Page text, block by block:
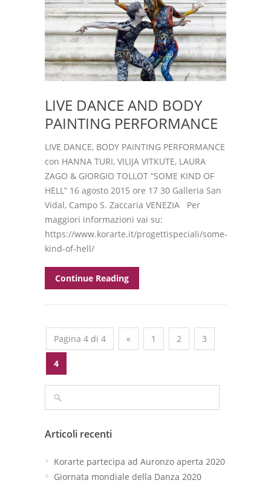
LIVE DANCE AND BODY
PAINTING PERFORMANCE
LIVE DANCE, BODY PAINTING PERFORMANCE
con HANNA TURI, VILIJA VITKUTE, LAURA
ZAGO & GIORGIO TOLLOT “SOME KIND OF
HELL” 16 agosto 2015 ore 17 30 Galleria San
Vidal, Campo S. Zaccaria VENEZIA Per
maggiori informazioni vai su:
https://www.korarte.it/progettispeciali/some-
kind-of-hell/
Continue Reading
Pagina 4 di 4 « 1 2 3
4
Articoli recenti
Korarte partecipa ad Auronzo aperta 2020
Giornata mondiale della Danza 2020